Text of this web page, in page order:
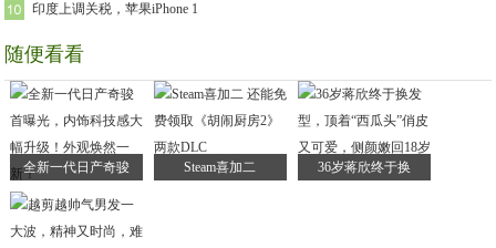
印度上调关税，苹果iPhone 1
随便看看
全新一代日产奇骏 Steam喜加二 36岁蒋欣终于换